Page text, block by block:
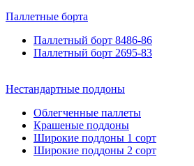
Паллетные борта
Паллетный борт 8486-86
Паллетный борт 2695-83
Нестандартные поддоны
Облегченные паллеты
Крашеные поддоны
Широкие поддоны 1 сорт
Широкие поддоны 2 сорт